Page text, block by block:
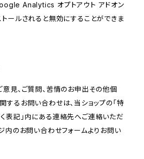
Analytics オプトアウト アドオン
トールされると無効にすることができま
意見、ご質問、苦情のお申出その他個
するお問い合わせは、当ショップの「特
表記」内にある連絡先へご連絡いただ
内のお問い合わせフォームよりお問い